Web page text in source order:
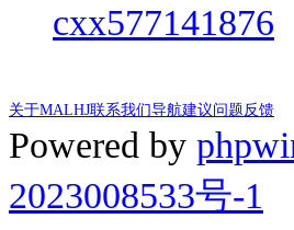
cxx577141876
关于MALHJ联系我们导航建议问题反馈
Powered by
2023008533号-1